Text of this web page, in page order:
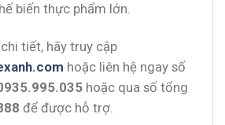
biến thực phẩm lớn.
tiết, hãy truy cập
hoặc liên hệ ngay số
hoặc qua số tổng
để được hỗ trợ.